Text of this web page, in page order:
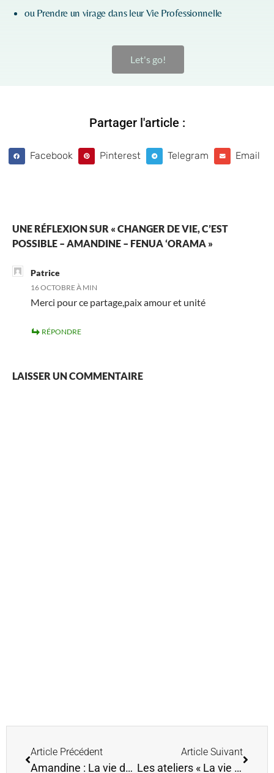
ou Prendre un virage dans leur Vie Professionnelle
Let's go!
Partager l'article :
Facebook Pinterest Telegram Email
UNE RÉFLEXION SUR « CHANGER DE VIE, C’EST
POSSIBLE – AMANDINE – FENUA ‘ORAMA »
Patrice
16 OCTOBRE À MIN
Merci pour ce partage,paix amour et unité
RÉPONDRE
LAISSER UN COMMENTAIRE
Article Précédent
Amandine : La vie de mes rêves – Article Green zone Tahiti
Article Suivant
Les ateliers « La vie de mes rêves » à l’émission Fare Maohi sur Polynésie Première